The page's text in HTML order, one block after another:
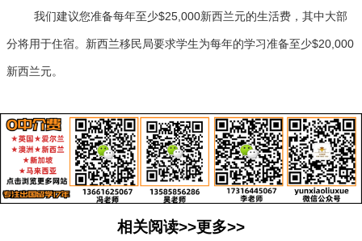
我们建议您准备每年至少$25,000新西兰元的生活费，其中大部
分将用于住宿。新西兰移民局要求学生为每年的学习准备至少$20,000
新西兰元。
相关阅读>>更多>>